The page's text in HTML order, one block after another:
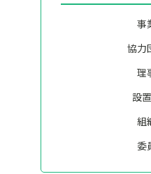
事
協力
理
設
組
委